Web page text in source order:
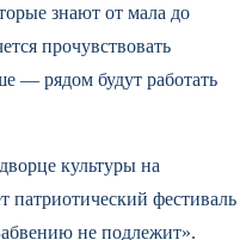
знают от мала до
прочувствовать
— рядом будут работать
культуры на
патриотический фестиваль
не подлежит».